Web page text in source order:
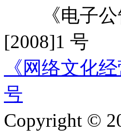
《电子公
[2008]1 号
《网络文化
号
Copyright ©